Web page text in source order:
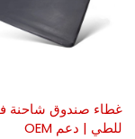
غطاء صندوق شاحنة
للطي | دعم OEM